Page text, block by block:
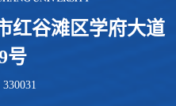
红谷滩区学府大道
号